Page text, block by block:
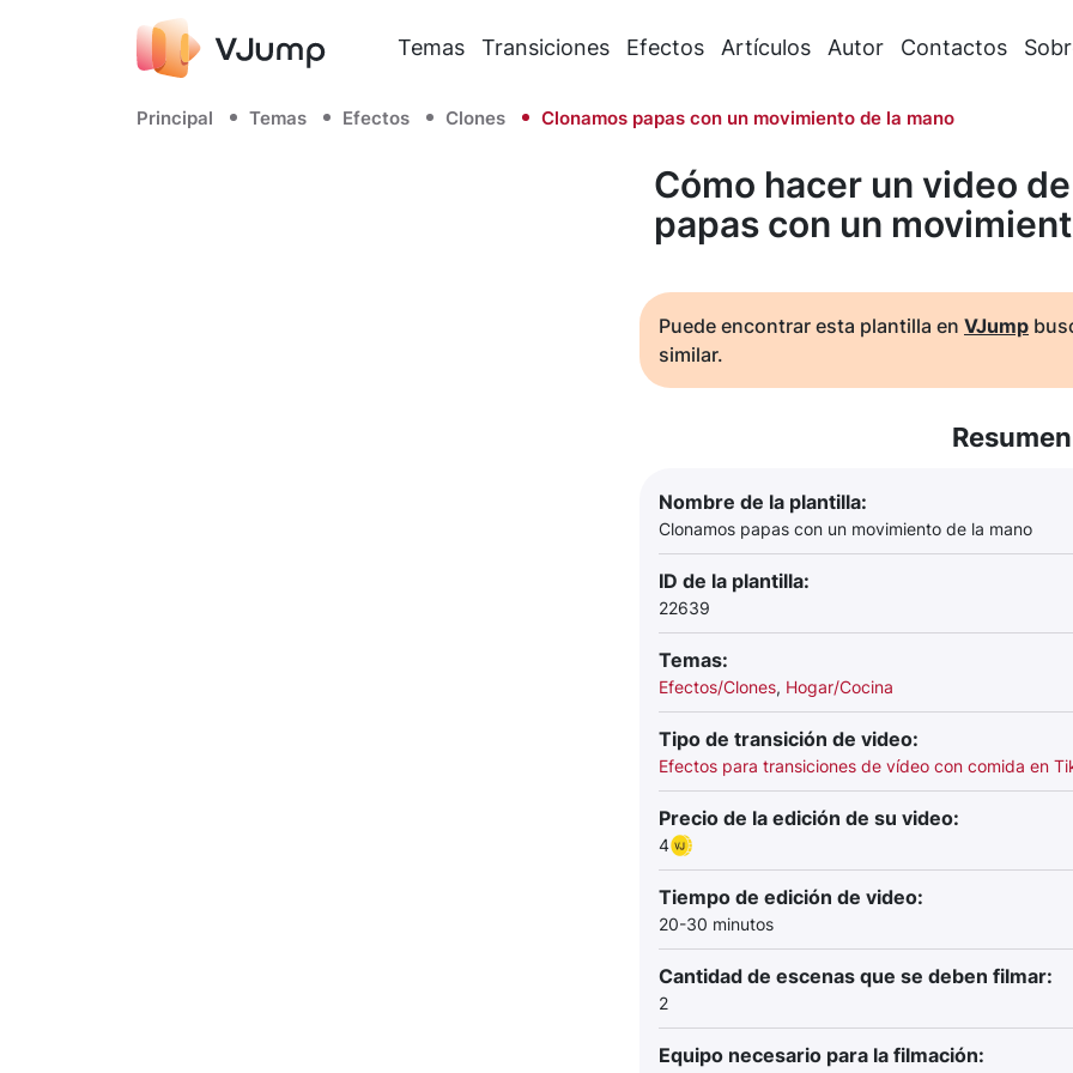
Temas Transiciones Efectos Artículos Autor Contactos
Principal Temas Efectos Clones Clonamos papas con un movimiento de la mano
Cómo hacer un video
papas con un
Puede encontrar esta plantilla en VJump
similar.
Nombre de la plantilla:
Clonamos papas con un movimiento de la mano
ID de la plantilla:
22639
Temas:
Efectos/Clones, Hogar/Cocina
Tipo de transición de video:
Efectos para transiciones de vídeo con comida en
Precio de la edición de su video:
4
Tiempo de edición de video:
20-30 minutos
Cantidad de escenas que se deben filmar:
2
Equipo necesario para la filmación: